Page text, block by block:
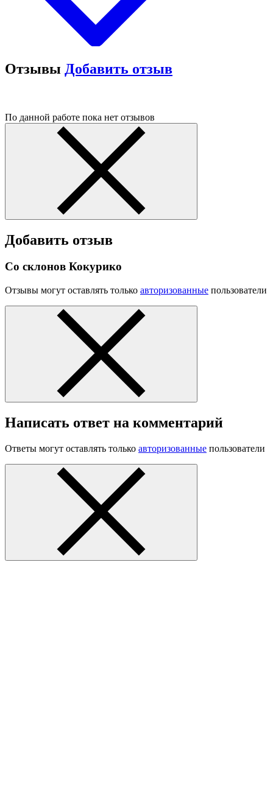
Отзывы Добавить отзыв
По данной работе пока нет отзывов
Добавить отзыв
Со склонов Кокурико
Отзывы могут оставлять только авторизованные пользователи
Написать ответ на комментарий
Ответы могут оставлять только авторизованные пользователи